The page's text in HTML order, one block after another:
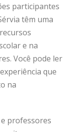
participantes
têm uma
e na
Você pode ler
que
na
professores